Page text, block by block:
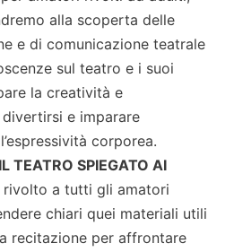
alla scoperta delle
e di comunicazione teatrale
sul teatro e i suoi
la creatività e
divertirsi e imparare
corporea.
IL TEATRO SPIEGATO AI
rivolto a tutti gli amatori
chiari quei materiali utili
recitazione per affrontare